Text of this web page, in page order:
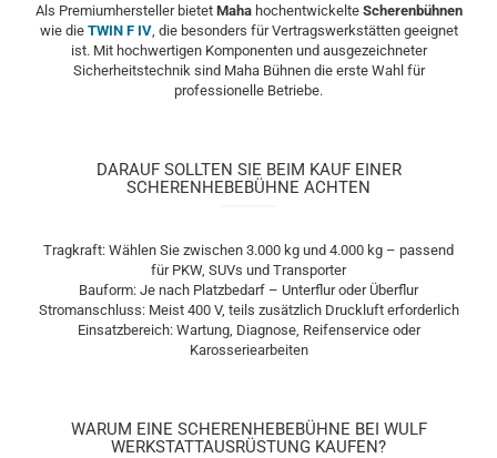
Als Premiumhersteller bietet Maha hochentwickelte Scherenbühnen
wie die TWIN F IV, die besonders für Vertragswerkstätten geeignet
ist. Mit hochwertigen Komponenten und ausgezeichneter
Sicherheitstechnik sind Maha Bühnen die erste Wahl für
professionelle Betriebe.
DARAUF SOLLTEN SIE BEIM KAUF EINER
SCHERENHEBEBÜHNE ACHTEN
Tragkraft: Wählen Sie zwischen 3.000 kg und 4.000 kg – passend
für PKW, SUVs und Transporter
Bauform: Je nach Platzbedarf – Unterflur oder Überflur
Stromanschluss: Meist 400 V, teils zusätzlich Druckluft erforderlich
Einsatzbereich: Wartung, Diagnose, Reifenservice oder
Karosseriearbeiten
WARUM EINE SCHERENHEBEBÜHNE BEI WULF
WERKSTATTAUSRÜSTUNG KAUFEN?